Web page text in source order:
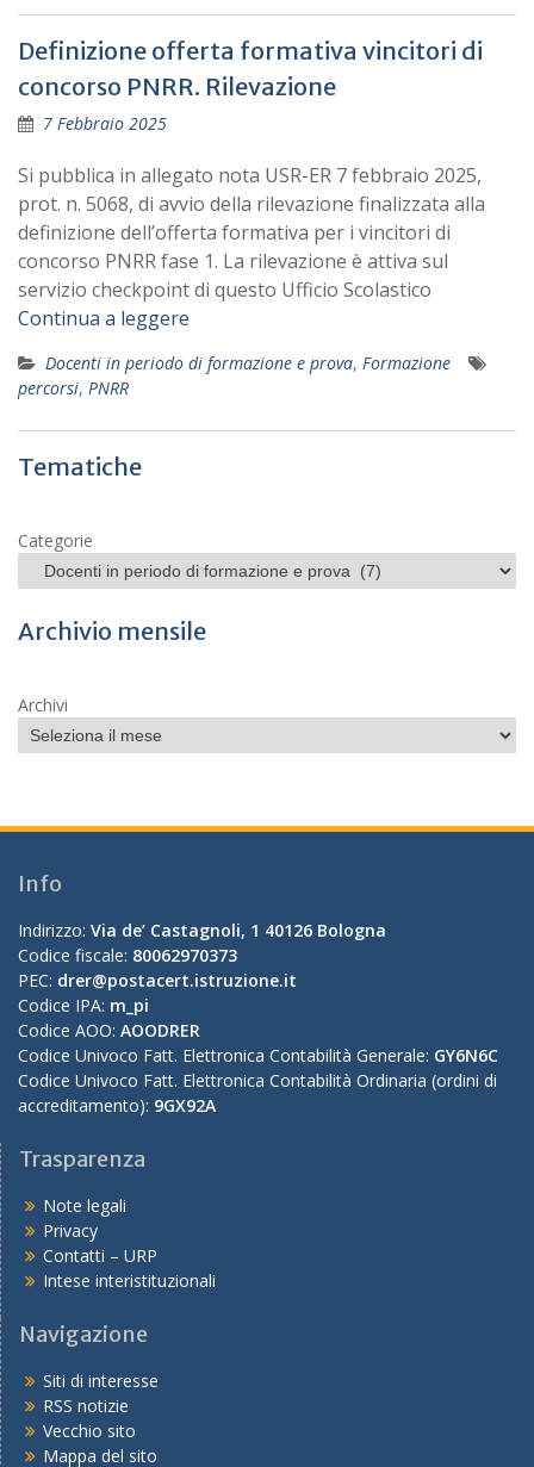
Definizione offerta formativa vincitori di
concorso PNRR. Rilevazione
7 Febbraio 2025
Si pubblica in allegato nota USR-ER 7 febbraio 2025,
prot. n. 5068, di avvio della rilevazione finalizzata alla
definizione dell’offerta formativa per i vincitori di
concorso PNRR fase 1. La rilevazione è attiva sul
servizio checkpoint di questo Ufficio Scolastico
Continua a leggere
Docenti in periodo di formazione e prova, Formazione
percorsi, PNRR
Tematiche
Categorie
Archivio mensile
Archivi
Info
Indirizzo: Via de’ Castagnoli, 1 40126 Bologna
Codice fiscale: 80062970373
PEC: drer@postacert.istruzione.it
Codice IPA: m_pi
Codice AOO: AOODRER
Codice Univoco Fatt. Elettronica Contabilità Generale: GY6N6C
Codice Univoco Fatt. Elettronica Contabilità Ordinaria (ordini di
accreditamento): 9GX92A
Trasparenza
Note legali
Privacy
Contatti – URP
Intese interistituzionali
Navigazione
Siti di interesse
RSS notizie
Vecchio sito
Mappa del sito